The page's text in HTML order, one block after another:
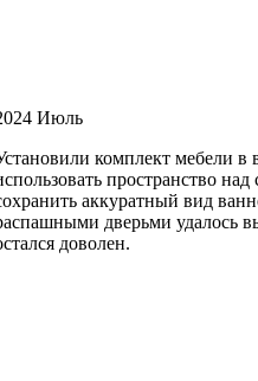
Июль
комплект мебели в
пространство
аккуратный вид
дверьми удалось
доволен.